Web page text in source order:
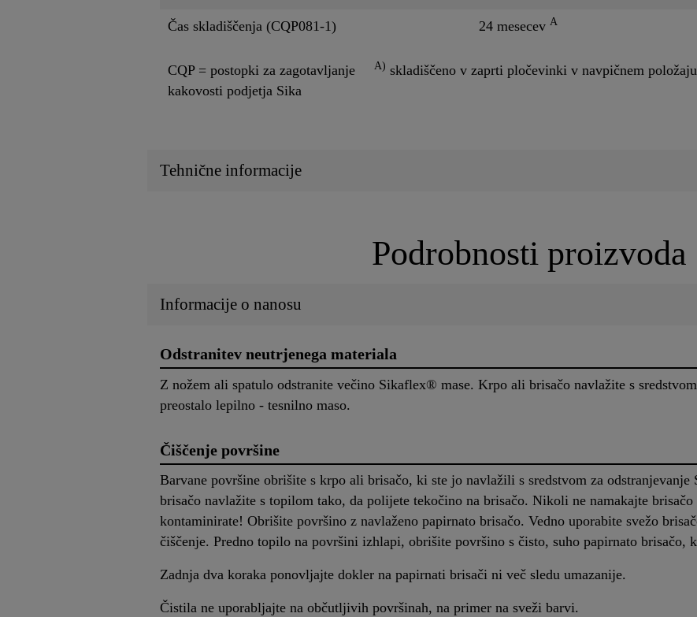
Čas skladiščenja (CQP081-1) 24 mesecev A
CQP = postopki za zagotavljanje
kakovosti podjetja Sika
A) skladiščeno v zaprti pločevinki v navpičnem
Tehnične informacije
Podrobnosti proizvoda
Informacije o nanosu
Odstranitev neutrjenega materiala
Z nožem ali spatulo odstranite večino Sikaflex® mase. Krpo ali brisačo navlažite s
preostalo lepilno - tesnilno maso.
Čiščenje površine
Barvane površine obrišite s krpo ali brisačo, ki ste jo navlažili s sredstvom za
brisačo navlažite s topilom tako, da polijete tekočino na brisačo. Nikoli ne namakajte
kontaminirate! Obrišite površino z navlaženo papirnato brisačo. Vedno uporabite svežo
čiščenje. Predno topilo na površini izhlapi, obrišite površino s čisto, suho papirnato brisačo,
Zadnja dva koraka ponovljajte dokler na papirnati brisači ni več sledu umazanije.
Čistila ne uporabljajte na občutljivih površinah, na primer na sveži barvi.